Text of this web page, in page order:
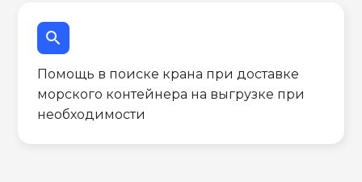
search
Помощь в поиске крана при доставке
морского контейнера на выгрузке при
необходимости